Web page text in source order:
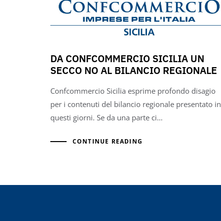
DA CONFCOMMERCIO SICILIA UN
SECCO NO AL BILANCIO REGIONALE
Confcommercio Sicilia esprime profondo disagio
per i contenuti del bilancio regionale presentato in
questi giorni. Se da una parte ci…
CONTINUE READING